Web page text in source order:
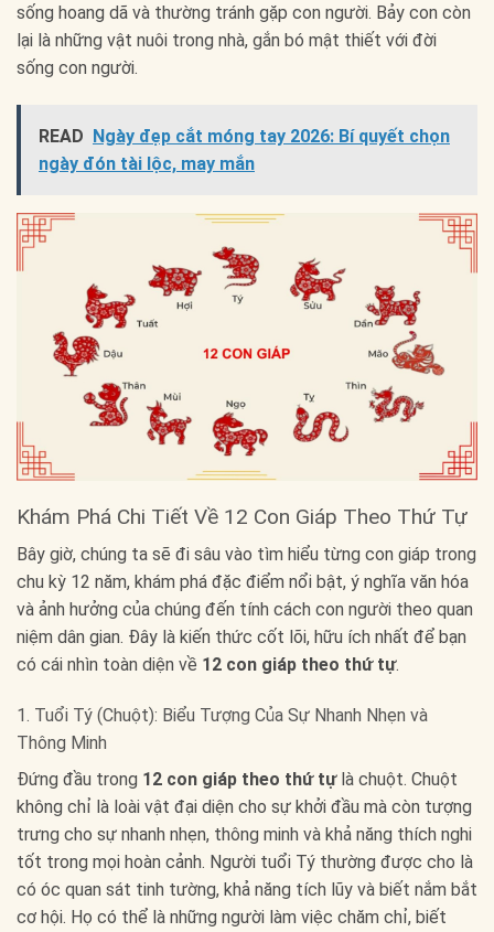
sống hoang dã và thường tránh gặp con người. Bảy con còn
lại là những vật nuôi trong nhà, gắn bó mật thiết với đời
sống con người.
READ Ngày đẹp cắt móng tay 2026: Bí quyết chọn
ngày đón tài lộc, may mắn
Khám Phá Chi Tiết Về 12 Con Giáp Theo Thứ Tự
Bây giờ, chúng ta sẽ đi sâu vào tìm hiểu từng con giáp trong
chu kỳ 12 năm, khám phá đặc điểm nổi bật, ý nghĩa văn hóa
và ảnh hưởng của chúng đến tính cách con người theo quan
niệm dân gian. Đây là kiến thức cốt lõi, hữu ích nhất để bạn
có cái nhìn toàn diện về 12 con giáp theo thứ tự.
1. Tuổi Tý (Chuột): Biểu Tượng Của Sự Nhanh Nhẹn và
Thông Minh
Đứng đầu trong 12 con giáp theo thứ tựlà chuột. Chuột
không chỉ là loài vật đại diện cho sự khởi đầu mà còn tượng
trưng cho sự nhanh nhẹn, thông minh và khả năng thích nghi
tốt trong mọi hoàn cảnh. Người tuổi Tý thường được cho là
có óc quan sát tinh tường, khả năng tích lũy và biết nắm bắt
cơ hội. Họ có thể là những người làm việc chăm chỉ, biết